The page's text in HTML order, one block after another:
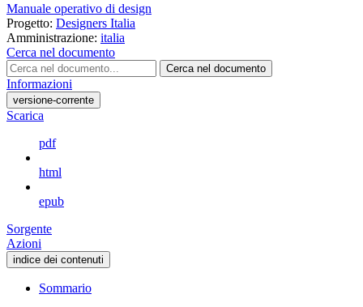
Manuale operativo di design
Progetto: Designers Italia
Amministrazione: italia
Cerca nel documento
Cerca nel documento
Informazioni
versione-corrente
Scarica
pdf
html
epub
Sorgente
Azioni
indice dei contenuti
Sommario